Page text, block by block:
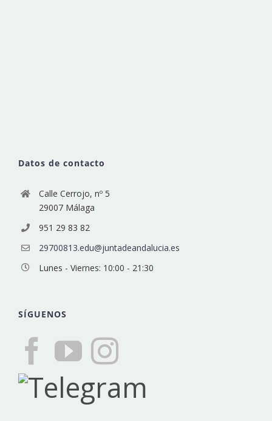
Datos de contacto
Calle Cerrojo, nº 5
29007 Málaga
951 29 83 82
29700813.edu@juntadeandalucia.es
Lunes - Viernes: 10:00 - 21:30
SÍGUENOS